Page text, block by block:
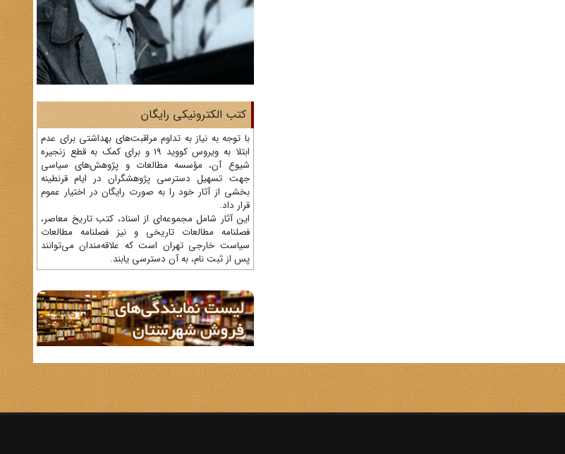
کتب الکترونیکی رایگان
با توجه به نیاز به تداوم مراقبت‌های بهداشتی برای عدم
ابتلا به ویروس کووید 19 و برای کمک به قطع زنجیره
شیوع آن، مؤسسه مطالعات و پژوهش‌های سیاسی
جهت تسهیل دسترسی پژوهشگران در ایام قرنطینه
بخشی از آثار خود را به صورت رایگان در اختیار عموم
قرار داد.
این آثار شامل مجموعه‌ای از اسناد، کتب تاریخ معاصر،
فصلنامه‌ مطالعات تاریخی و نیز فصلنامه مطالعات
سیاست خارجی تهران است که علاقه‌مندان می‌توانند
پس از ثبت نام، به آن دسترسی یابند.